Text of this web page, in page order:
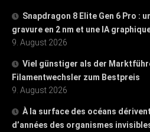
Snapdragon 8 Elite Gen 6 Pro :
gravure en 2 nm et une IA
9. August 2026
Viel günstiger als der
Filamentwechsler zum Bestpreis
9. August 2026
À la surface des océans
d’années des organismes